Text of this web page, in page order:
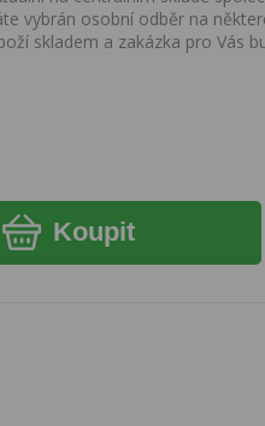
vybrán osobní odběr na
skladem a zakázka pro Vás
Koupit